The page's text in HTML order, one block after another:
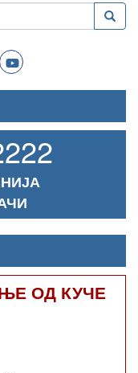
ОД КУЧЕ